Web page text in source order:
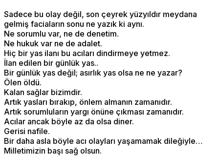
Sadece bu olay değil, son çeyrek yüzyıldır meydana
gelmiş faciaların sonu ne yazık ki aynı.
Ne sorumlu var, ne de denetim.
Ne hukuk var ne de adalet.
Hiç bir yas ilanı bu acıları dindirmeye yetmez.
İlan edilen bir günlük yas..
Bir günlük yas değil; asırlık yas olsa ne ne yazar?
Ölen öldü.
Kalan sağlar bizimdir.
Artık yasları bırakıp, önlem almanın zamanıdır.
Artık sorumluların yargı önüne çıkması zamanıdır.
Acılar ancak böyle az da olsa diner.
Gerisi nafile.
Bir daha asla böyle acı olayları yaşamamak dileğiyle…
Milletimizin başı sağ olsun.